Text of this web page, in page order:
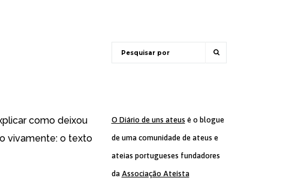
como deixou
vivamente: o texto
O Diário de uns ateus é o blogue
de uma comunidade de ateus e
ateias portugueses fundadores
da Associação Ateísta